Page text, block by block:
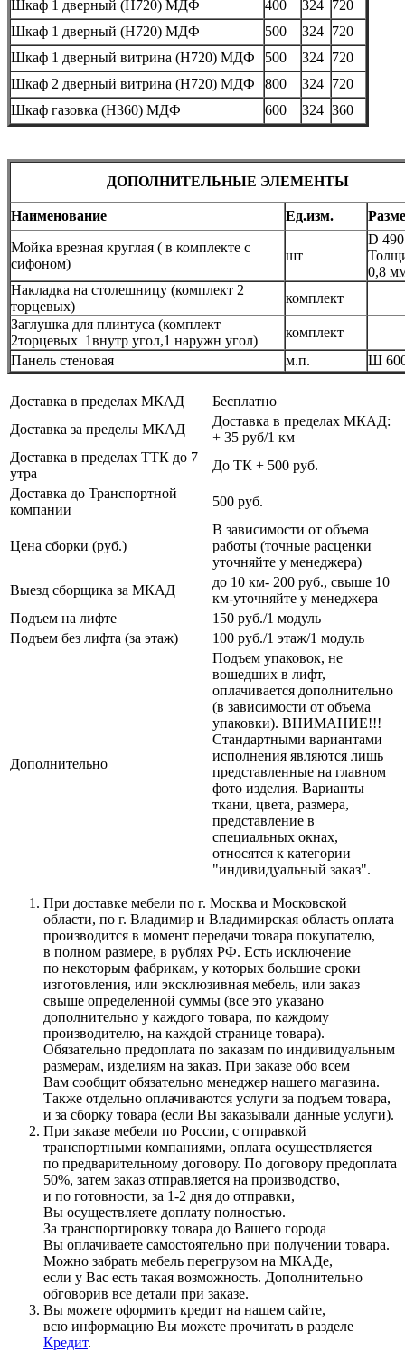
Шкаф 1 дверный (Н720) МДФ 400 324 720
Шкаф 1 дверный (Н720) МДФ 500 324 720
Шкаф 1 дверный витрина (Н720) МДФ 500 324 720
Шкаф 2 дверный витрина (Н720) МДФ 800 324 720
Шкаф газовка (Н360) МДФ 600 324 360
ДОПОЛНИТЕЛЬНЫЕ ЭЛЕМЕНТЫ
Наименование Ед.изм.
Мойка врезная круглая ( в комплекте с
сифоном)
шт
D
0,8
Накладка на столешницу (комплект 2
торцевых)
комплект
Заглушка для плинтуса (комплект
2торцевых 1внутр угол,1 наружн угол)
комплект
Панель стеновая
м.п. Ш
Доставка в пределах МКАД
Бесплатно
Доставка за пределы МКАД
Доставка в пределах МКАД:
+ 35 руб/1 км
Доставка в пределах ТТК до 7
утра
До ТК + 500 руб.
Доставка до Транспортной
компании
500 руб.
Цена сборки (руб.)
В зависимости от объема
работы (точные расценки
уточняйте у менеджера)
Выезд сборщика за МКАД
до 10 км- 200 руб., свыше 10
км-уточняйте у менеджера
Подъем на лифте
150 руб./1 модуль
Подъем без лифта (за этаж)
100 руб./1 этаж/1 модуль
Дополнительно
Подъем упаковок, не
вошедших в лифт,
оплачивается дополнительно
(в зависимости от объема
упаковки). ВНИМАНИЕ!!!
Стандартными вариантами
исполнения являются лишь
представленные на главном
фото изделия. Варианты
ткани, цвета, размера,
представление в
специальных окнах,
относятся к категории
"индивидуальный заказ".
При доставке мебели по г. Москва и Московской
области, по г. Владимир и Владимирская область оплата
производится в момент передачи товара покупателю,
в полном размере, в рублях РФ. Есть исключение
по некоторым фабрикам, у которых большие сроки
изготовления, или эксклюзивная мебель, или заказ
свыше определенной суммы (все это указано
дополнительно у каждого товара, по каждому
производителю, на каждой странице товара).
Обязательно предоплата по заказам по индивидуальным
размерам, изделиям на заказ. При заказе обо всем
Вам сообщит обязательно менеджер нашего магазина.
Также отдельно оплачиваются услуги за подъем товара,
и за сборку товара (если Вы заказывали данные услуги).
При заказе мебели по России, с отправкой
транспортными компаниями, оплата осуществляется
по предварительному договору. По договору предоплата
50%, затем заказ отправляется на производство,
и по готовности, за 1-2 дня до отправки,
Вы осуществляете доплату полностью.
За транспортировку товара до Вашего города
Вы оплачиваете самостоятельно при получении товара.
Можно забрать мебель перегрузом на МКАДе,
если у Вас есть такая возможность. Дополнительно
обговорив все детали при заказе.
Вы можете оформить кредит на нашем сайте,
всю информацию Вы можете прочитать в разделе
Кредит.